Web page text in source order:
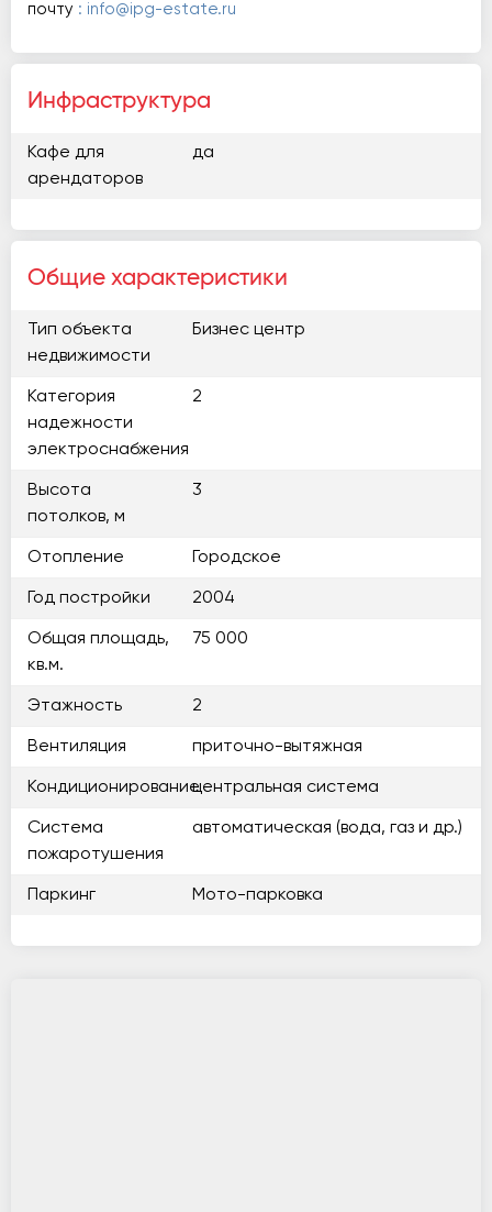
почту : info@ipg-estate.ru
Инфраструктура
Кафе для
арендаторов
да
Общие характеристики
Тип объекта
недвижимости
Бизнес центр
Категория
надежности
электроснабжения
2
Высота
потолков, м
3
Отопление Городское
Год постройки 2004
Общая площадь,
кв.м.
75 000
Этажность 2
Вентиляция приточно-вытяжная
Кондиционированиецентральная система
Система
пожаротушения
автоматическая (вода, газ и др.)
Паркинг Мото-парковка